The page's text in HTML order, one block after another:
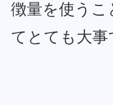
徴量を使うこ
てとても大事